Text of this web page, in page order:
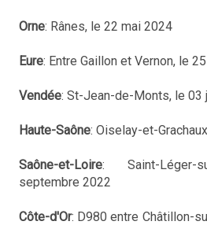
Orne: Rânes, le 22 mai 2024
Eure: Entre Gaillon et Vernon, le
Vendée: St-Jean-de-Monts, le 03
Haute-Saône: Oiselay-et-
Saône-et-Loire: Saint-Léger-
septembre 2022
Côte-d'Or: D980 entre Châtillon-